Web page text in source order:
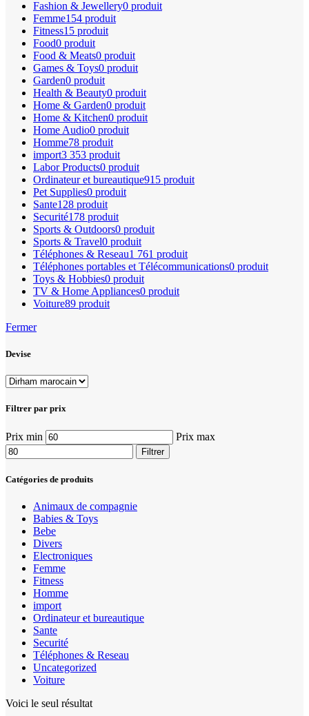
Fashion & Jewellery0 produit
Femme154 produit
Fitness15 produit
Food0 produit
Food & Meats0 produit
Games & Toys0 produit
Garden0 produit
Health & Beauty0 produit
Home & Garden0 produit
Home & Kitchen0 produit
Home Audio0 produit
Homme78 produit
import3 353 produit
Labor Products0 produit
Ordinateur et bureautique915 produit
Pet Supplies0 produit
Sante128 produit
Securité178 produit
Sports & Outdoors0 produit
Sports & Travel0 produit
Téléphones & Reseau1 761 produit
Téléphones portables et Télécommunications0 produit
Toys & Hobbies0 produit
TV & Home Appliances0 produit
Voiture89 produit
Fermer
Devise
Filtrer par prix
Prix min Prix max
Filtrer
Catégories de produits
Animaux de compagnie
Babies & Toys
Bebe
Divers
Electroniques
Femme
Fitness
Homme
import
Ordinateur et bureautique
Sante
Securité
Téléphones & Reseau
Uncategorized
Voiture
Voici le seul résultat